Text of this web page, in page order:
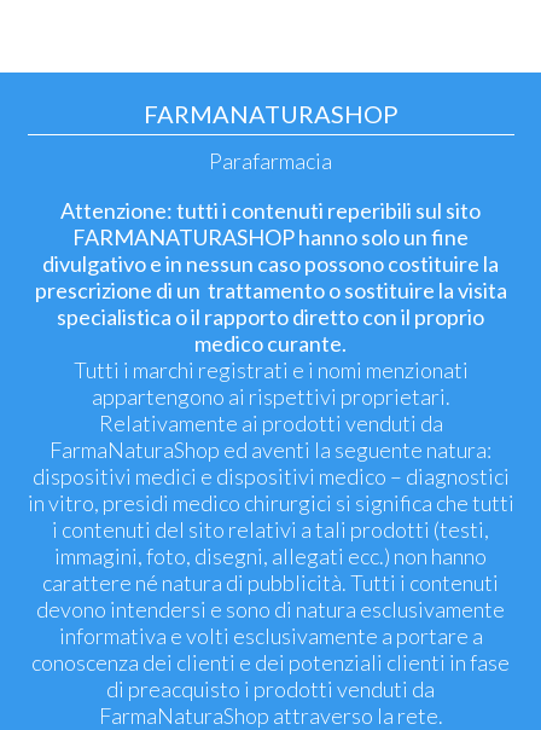
FARMANATURASHOP
Parafarmacia
Attenzione: tutti i contenuti reperibili sul sito
FARMANATURASHOP hanno solo un fine
divulgativo e in nessun caso possono costituire la
prescrizione di un trattamento o sostituire la visita
specialistica o il rapporto diretto con il proprio
medico curante.
Tutti i marchi registrati e i nomi menzionati
appartengono ai rispettivi proprietari.
Relativamente ai prodotti venduti da
FarmaNaturaShop ed aventi la seguente natura:
dispositivi medici e dispositivi medico – diagnostici
in vitro, presidi medico chirurgici si significa che tutti
i contenuti del sito relativi a tali prodotti (testi,
immagini, foto, disegni, allegati ecc.) non hanno
carattere né natura di pubblicità. Tutti i contenuti
devono intendersi e sono di natura esclusivamente
informativa e volti esclusivamente a portare a
conoscenza dei clienti e dei potenziali clienti in fase
di preacquisto i prodotti venduti da
FarmaNaturaShop attraverso la rete.